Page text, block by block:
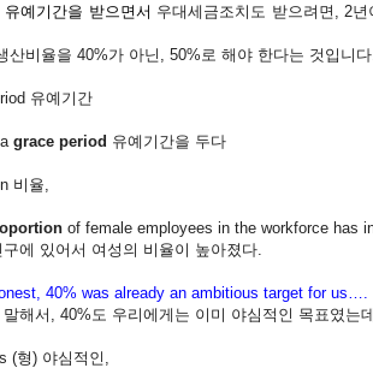
예기간을 받으면서 우대세금조치도 받으려면, 2
비율을 40%가 아닌, 50%로 해야 한다는 것입니다.
유예기간
grace period 유예기간을 두다
비율
of female employees in the workforce has
에 있어서 여성의 비율이 높아졌다
40% was already an ambitious target for us….
서, 40%도 우리에게는 이미 야심적인 목표였는
(형) 야심적인,